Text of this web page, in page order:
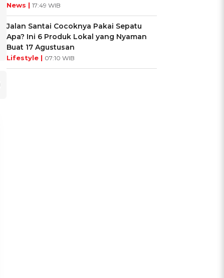
News | 17:49 WIB
Jalan Santai Cocoknya Pakai Sepatu
Apa? Ini 6 Produk Lokal yang Nyaman
Buat 17 Agustusan
Lifestyle | 07:10 WIB